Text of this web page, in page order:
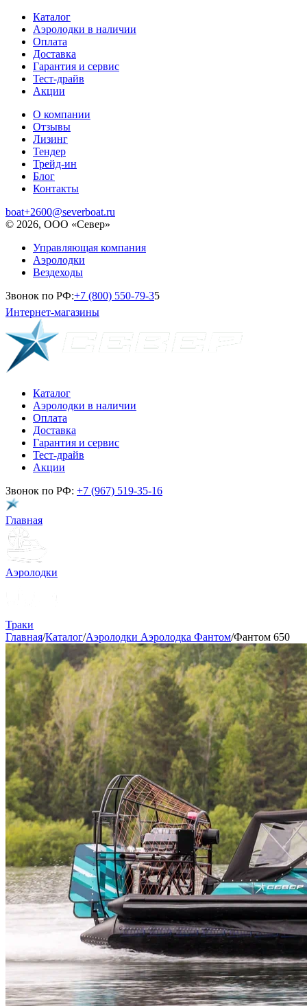
Каталог
Аэролодки в наличии
Оплата
Доставка
Гарантия и сервис
Тест-драйв
Акции
О компании
Отзывы
Лизинг
Тендер
Трейд-ин
Блог
Контакты
boat+2600@severboat.ru
© 2026, ООО «Север»
Управляющая компания
Аэролодки
Вездеходы
Звонок по РФ:+7 (800) 550-79-35
Интернет-магазины
Каталог
Аэролодки в наличии
Оплата
Доставка
Гарантия и сервис
Тест-драйв
Акции
Звонок по РФ: +7 (967) 519-35-16
Главная
Аэролодки
Траки
Главная/Каталог/Аэролодки Аэролодка Фантом/Фантом 650